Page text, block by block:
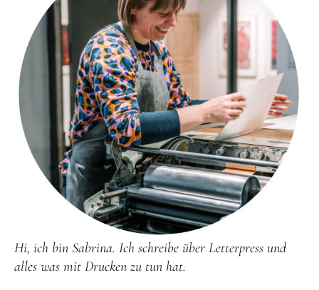
Hi, ich bin Sabrina. Ich schreibe über Letterpress und
alles was mit Drucken zu tun hat.